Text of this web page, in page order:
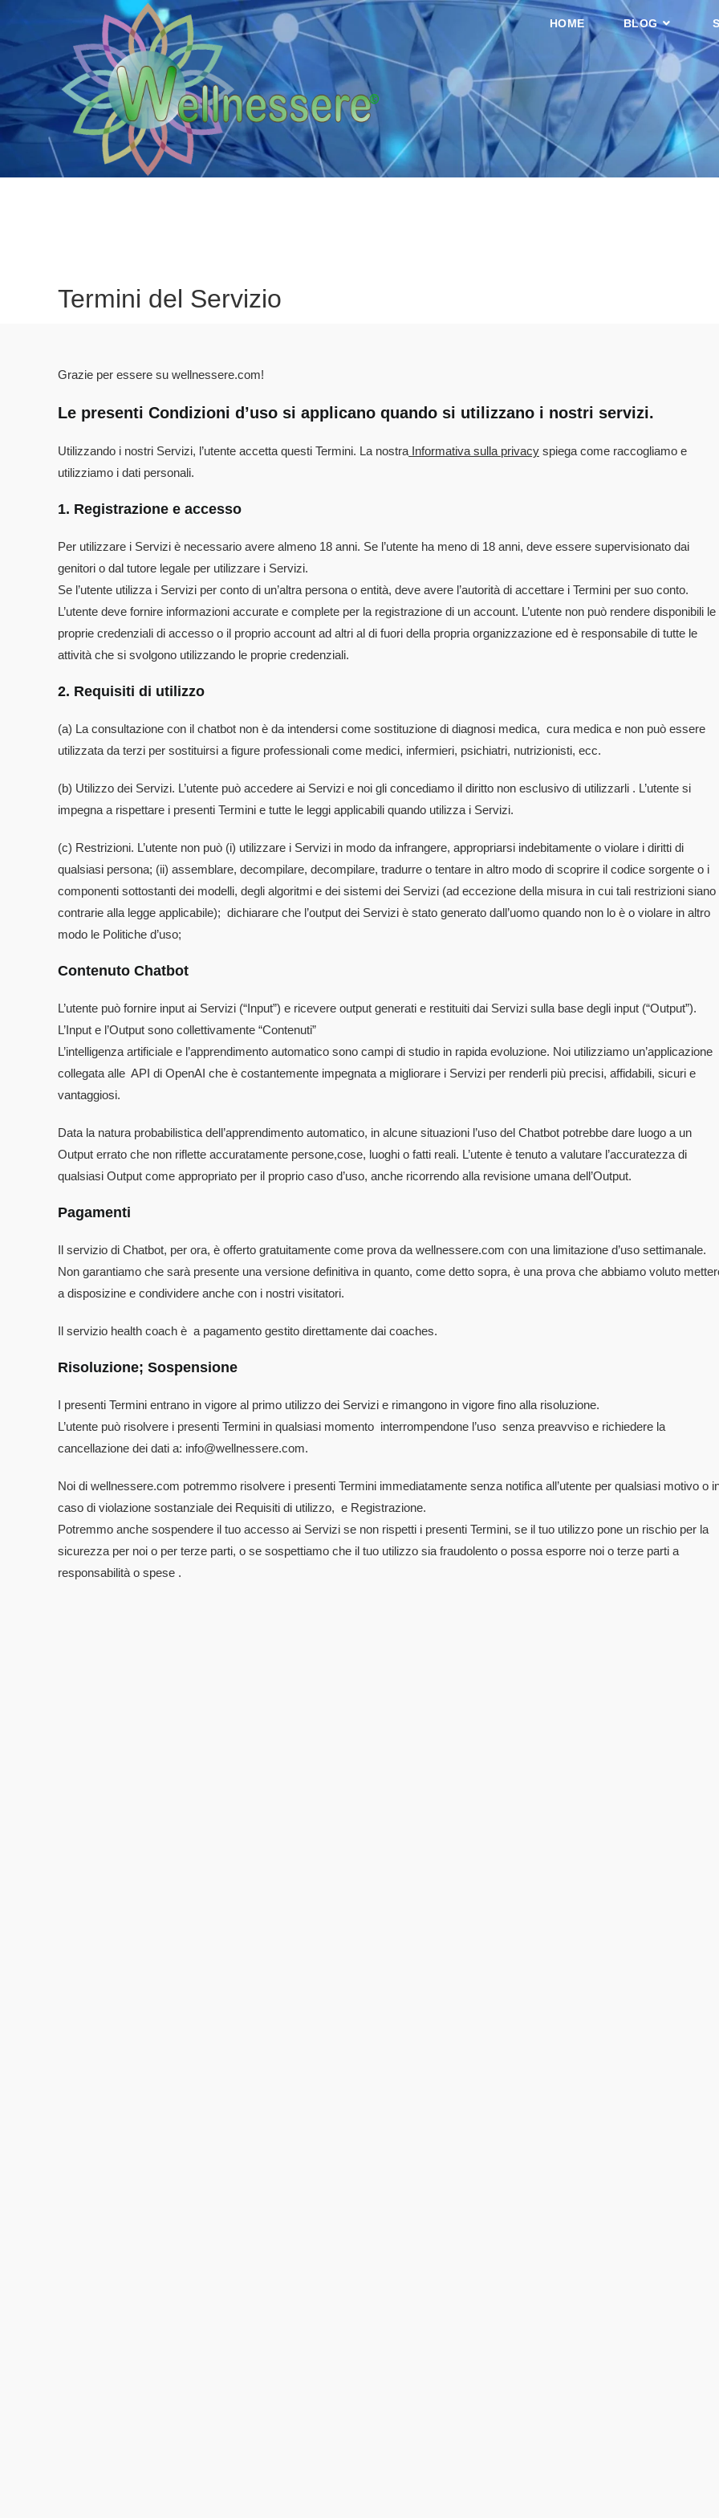
HOME BLOG
Termini del Servizio
Grazie per essere su wellnessere.com!
Le presenti Condizioni d’uso si applicano quando si utilizzano i nostri servizi.
Utilizzando i nostri Servizi, l’utente accetta questi Termini. La nostra Informativa sulla privacy spiega come raccogliamo e
utilizziamo i dati personali.
1. Registrazione e accesso
Per utilizzare i Servizi è necessario avere almeno 18 anni. Se l’utente ha meno di 18 anni, deve essere supervisionato dai
genitori o dal tutore legale per utilizzare i Servizi.
Se l’utente utilizza i Servizi per conto di un’altra persona o entità, deve avere l’autorità di accettare i Termini per suo conto.
L’utente deve fornire informazioni accurate e complete per la registrazione di un account. L’utente non può rendere disponibili le
proprie credenziali di accesso o il proprio account ad altri al di fuori della propria organizzazione ed è responsabile di tutte le
attività che si svolgono utilizzando le proprie credenziali.
2. Requisiti di utilizzo
(a) La consultazione con il chatbot non è da intendersi come sostituzione di diagnosi medica, cura medica e non può essere
utilizzata da terzi per sostituirsi a figure professionali come medici, infermieri, psichiatri, nutrizionisti, ecc.
(b) Utilizzo dei Servizi. L’utente può accedere ai Servizi e noi gli concediamo il diritto non esclusivo di utilizzarli . L’utente si
impegna a rispettare i presenti Termini e tutte le leggi applicabili quando utilizza i Servizi.
(c) Restrizioni. L’utente non può (i) utilizzare i Servizi in modo da infrangere, appropriarsi indebitamente o violare i diritti di
qualsiasi persona; (ii) assemblare, decompilare, decompilare, tradurre o tentare in altro modo di scoprire il codice sorgente o i
componenti sottostanti dei modelli, degli algoritmi e dei sistemi dei Servizi (ad eccezione della misura in cui tali restrizioni siano
contrarie alla legge applicabile); dichiarare che l’output dei Servizi è stato generato dall’uomo quando non lo è o violare in altro
modo le Politiche d’uso;
Contenuto Chatbot
L’utente può fornire input ai Servizi (“Input”) e ricevere output generati e restituiti dai Servizi sulla base degli input (“Output”).
L’Input e l’Output sono collettivamente “Contenuti”
L’intelligenza artificiale e l’apprendimento automatico sono campi di studio in rapida evoluzione. Noi utilizziamo un’applicazione
collegata alle API di OpenAI che è costantemente impegnata a migliorare i Servizi per renderli più precisi, affidabili, sicuri e
vantaggiosi.
Data la natura probabilistica dell’apprendimento automatico, in alcune situazioni l’uso del Chatbot potrebbe dare luogo a un
Output errato che non riflette accuratamente persone,cose, luoghi o fatti reali. L’utente è tenuto a valutare l’accuratezza di
qualsiasi Output come appropriato per il proprio caso d’uso, anche ricorrendo alla revisione umana dell’Output.
Pagamenti
Il servizio di Chatbot, per ora, è offerto gratuitamente come prova da wellnessere.com con una limitazione d’uso settimanale.
Non garantiamo che sarà presente una versione definitiva in quanto, come detto sopra, è una prova che abbiamo voluto
a disposizine e condividere anche con i nostri visitatori.
Il servizio health coach è a pagamento gestito direttamente dai coaches.
Risoluzione; Sospensione
I presenti Termini entrano in vigore al primo utilizzo dei Servizi e rimangono in vigore fino alla risoluzione.
L’utente può risolvere i presenti Termini in qualsiasi momento interrompendone l’uso senza preavviso e richiedere la
cancellazione dei dati a: info@wellnessere.com.
Noi di wellnessere.com potremmo risolvere i presenti Termini immediatamente senza notifica all’utente per qualsiasi motivo o
caso di violazione sostanziale dei Requisiti di utilizzo, e Registrazione.
Potremmo anche sospendere il tuo accesso ai Servizi se non rispetti i presenti Termini, se il tuo utilizzo pone un rischio per la
sicurezza per noi o per terze parti, o se sospettiamo che il tuo utilizzo sia fraudolento o possa esporre noi o terze parti a
responsabilità o spese .